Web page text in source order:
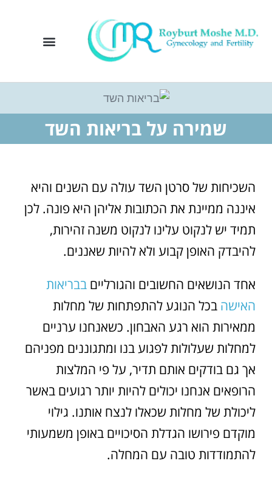
שמירה על בריאות השד
השכיחות של סרטן השד עולה עם השנים והיא
איננה ממיינת את הכתובות אליהן היא פונה. לכן
תמיד יש לנקוט עלינו לנקוט משנה זהירות,
להיבדק האופן קבוע ולא להיות שאננים.
אחד הנושאים החשובים והגורליים בבריאות
האישה בכל הנוגע להתפתחות של מחלות
ממאירות הוא רגע האבחון. כשאנחנו ערניים
למחלות שעלולות לפגוע בנו ומתגוננים מפניהם
אך גם בודקים אותם תדיר, על פי המלצות
הרופאים אנחנו יכולים להיות יותר רגועים באשר
ליכולת של מחלות שכאלו לנצח אותנו. גילוי
מוקדם פירושו הגדלת הסיכויים באופן משמעותי
להתמודדות טובה עם המחלה.